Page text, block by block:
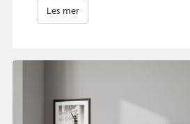
Les mer